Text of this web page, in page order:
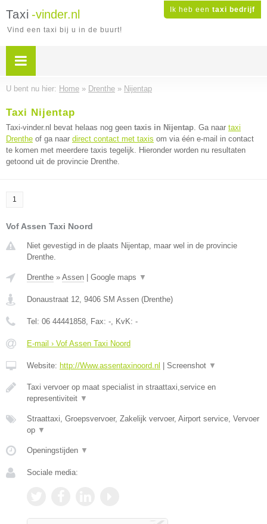
Ik heb een taxi bedrijf
Taxi -vinder.nl
Vind een taxi bij u in de buurt!
U bent nu hier: Home » Drenthe » Nijentap
Taxi Nijentap
Taxi-vinder.nl bevat helaas nog geen taxis in Nijentap. Ga naar taxi
Drenthe of ga naar direct contact met taxis om via één e-mail in contact
te komen met meerdere taxis tegelijk. Hieronder worden nu resultaten
getoond uit de provincie Drenthe.
1
Vof Assen Taxi Noord
Niet gevestigd in de plaats Nijentap, maar wel in de provincie
Drenthe.
Drenthe » Assen Google maps ▼
Donaustraat 12, 9406 SM Assen (Drenthe)
Tel: 06 44441858, Fax: -, KvK: -
E-mail › Vof Assen Taxi Noord
Website: http://Www.assentaxinoord.nl Screenshot ▼
Taxi vervoer op maat specialist in straattaxi,service en
representiviteit ▼
Straattaxi, Groepsvervoer, Zakelijk vervoer, Airport service, Vervoer
op ▼
Openingstijden ▼
Sociale media: